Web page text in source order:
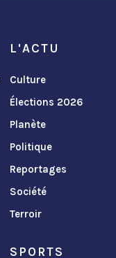
L'ACTU
Culture
Élections 2026
Planète
Politique
Reportages
Société
Terroir
SPORTS